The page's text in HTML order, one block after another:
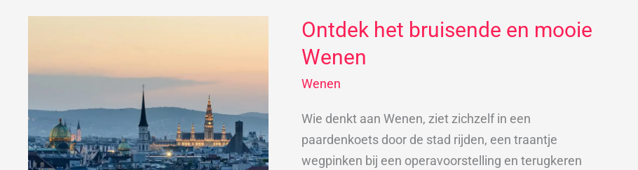
Ontdek het bruisende en mooie
Wenen
Wenen
Wie denkt aan Wenen, ziet zichzelf in een
paardenkoets door de stad rijden, een traantje
wegpinken bij een operavoorstelling en terugkeren
Ontdek
het
bruisende
en